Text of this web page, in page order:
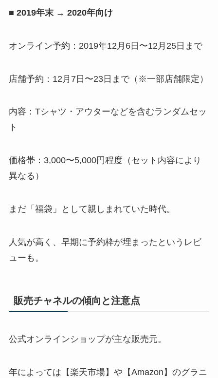
■ 2019年末 → 2020年向け
オンライン予約：2019年12月6日〜12月25日まで
店舗予約：12月7日〜23日まで（※一部店舗限定）
内容：Tシャツ・アウターなどを含むランダムセッ
ト
価格帯：3,000〜5,000円程度（セット内容により
異なる）
まだ「福袋」として親しまれていた時代。
人気が高く、早期に予約枠が埋まったというレビ
ューも。
販売チャネルの傾向と注意点
公式オンラインショップが主な販売元。
年によっては【楽天市場】や【Amazon】のグラニ